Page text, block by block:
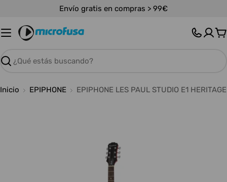
contenido
Envío gratis en compras > 99€
Buscar
Inicio EPIPHONE EPIPHONE LES PAUL STUDIO E1